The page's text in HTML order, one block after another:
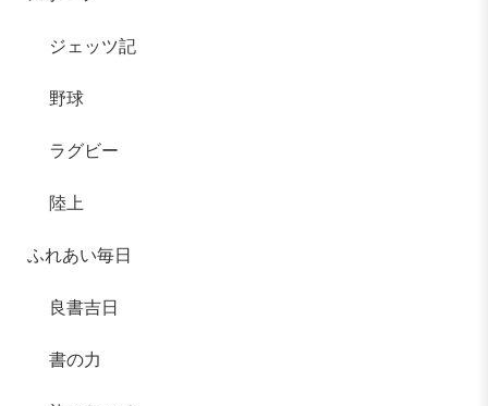
ジェッツ記
野球
ラグビー
陸上
ふれあい毎日
良書吉日
書の力